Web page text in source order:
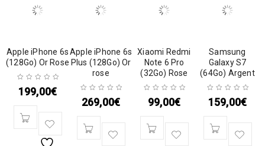
Apple iPhone 6s
(128Go) Or Rose
199,00€
Apple iPhone 6s
Plus (128Go) Or
rose
269,00€
Xiaomi Redmi
Note 6 Pro
(32Go) Rose
99,00€
Samsung
Galaxy S7
(64Go) Argent
159,00€